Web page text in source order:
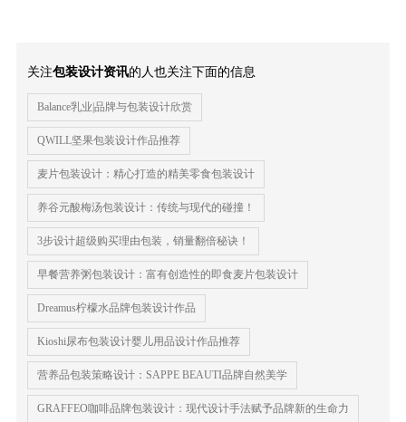
关注包装设计资讯的人也关注下面的信息
Balance乳业|品牌与包装设计欣赏
QWILL坚果包装设计作品推荐
麦片包装设计：精心打造的精美零食包装设计
养谷元酸梅汤包装设计：传统与现代的碰撞！
3步设计超级购买理由包装，销量翻倍秘诀！
早餐营养粥包装设计：富有创造性的即食麦片包装设计
Dreamus柠檬水品牌包装设计作品
Kioshi尿布包装设计婴儿用品设计作品推荐
营养品包装策略设计：SAPPE BEAUTI品牌自然美学
GRAFFEO咖啡品牌包装设计：现代设计手法赋予品牌新的生命力